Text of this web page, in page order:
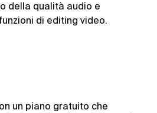
della qualità audio e
di editing video.
un piano gratuito che